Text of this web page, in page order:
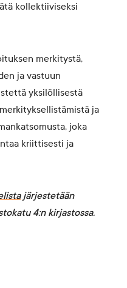
kollektiiviseksi
merkitystä,
ja vastuun
yksilöllisestä
ja
joka
kriittisesti ja
järjestetään
4:n kirjastossa.